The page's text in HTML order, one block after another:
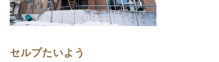
セルプたいよう